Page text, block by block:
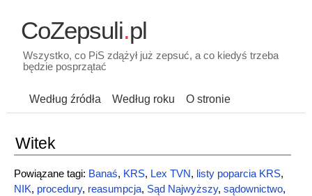
CoZepsuli.pl
Wszystko, co PiS zdążył już zepsuć, a co kiedyś trzeba
będzie posprzątać
Według źródła Według roku O stronie
Witek
Powiązane tagi: Banaś, KRS, Lex TVN, listy poparcia KRS,
NIK, procedury, reasumpcja, Sąd Najwyższy, sądownictwo,